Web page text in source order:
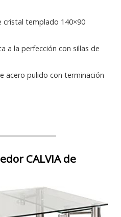
cristal templado 140×90
a la perfección con sillas de
acero pulido con terminación
CALVIA de